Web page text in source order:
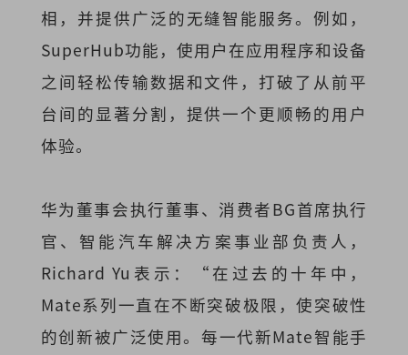
相，并提供广泛的无缝智能服务。例如，
SuperHub功能，使用户在应用程序和设备
之间轻松传输数据和文件，打破了从前平
台间的显著分割，提供一个更顺畅的用户
体验。
华为董事会执行董事、消费者BG首席执行
官、智能汽车解决方案事业部负责人，
Richard Yu表示：“在过去的十年中，
Mate系列一直在不断突破极限，使突破性
的创新被广泛使用。每一代新Mate智能手